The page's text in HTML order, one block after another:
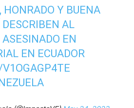
Y BUENA
AL
EN
EN ECUADOR